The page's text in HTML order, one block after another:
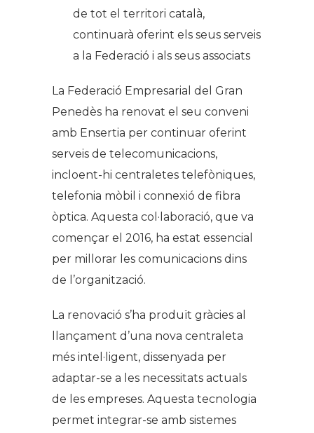
de tot el territori català,
continuarà oferint els seus serveis
a la Federació i als seus associats
La Federació Empresarial del Gran
Penedès ha renovat el seu conveni
amb Ensertia per continuar oferint
serveis de telecomunicacions,
incloent-hi centraletes telefòniques,
telefonia mòbil i connexió de fibra
òptica. Aquesta col·laboració, que va
començar el 2016, ha estat essencial
per millorar les comunicacions dins
de l’organització.
La renovació s’ha produït gràcies al
llançament d’una nova centraleta
més intel·ligent, dissenyada per
adaptar-se a les necessitats actuals
de les empreses. Aquesta tecnologia
permet integrar-se amb sistemes